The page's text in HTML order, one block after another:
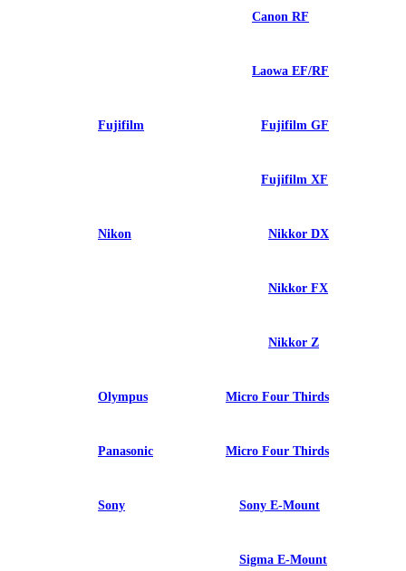
Canon RF
Laowa EF/RF
Fujifilm Fujifilm GF
Fujifilm XF
Nikon Nikkor DX
Nikkor FX
Nikkor Z
Olympus Micro Four Thirds
Panasonic Micro Four Thirds
Sony Sony E-Mount
Sigma E-Mount